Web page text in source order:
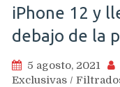
iPhone 12 y
debajo de la
5 agosto, 2021
Exclusivas /